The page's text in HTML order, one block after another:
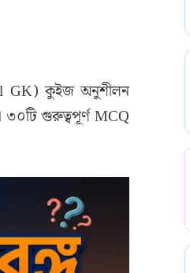
GK) কুইজ অনুশীলন
৩০টি গুরুত্বপূর্ণ MCQ